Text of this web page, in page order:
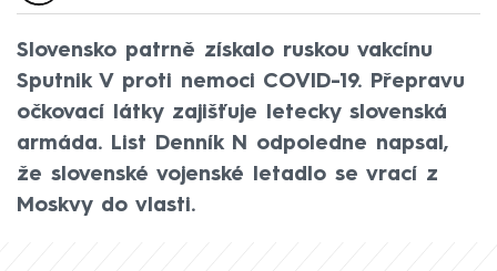
Slovensko patrně získalo ruskou vakcínu
Sputnik V proti nemoci COVID-19. Přepravu
očkovací látky zajišťuje letecky slovenská
armáda. List Denník N odpoledne napsal,
že slovenské vojenské letadlo se vrací z
Moskvy do vlasti.